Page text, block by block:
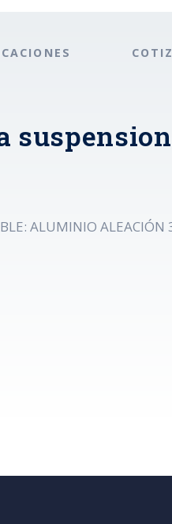
ALUMINIO